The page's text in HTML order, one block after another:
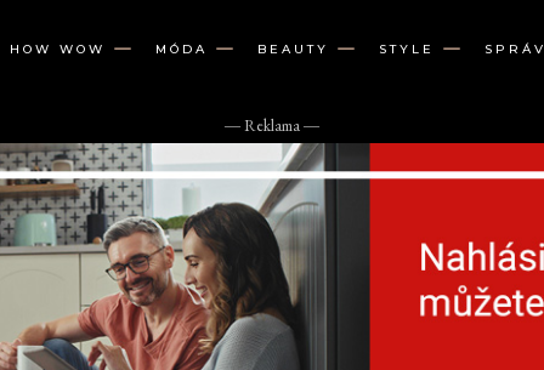
HOW WOW MÓDA BEAUTY STYLE
― Reklama ―